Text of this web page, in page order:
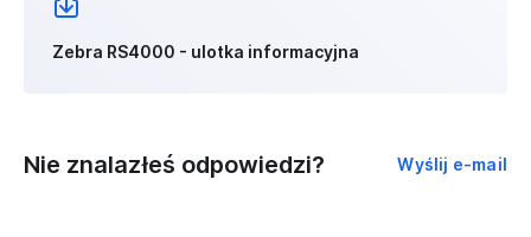
Zebra RS4000 - ulotka informacyjna
Nie znalazłeś odpowiedzi? Wyślij e-mail